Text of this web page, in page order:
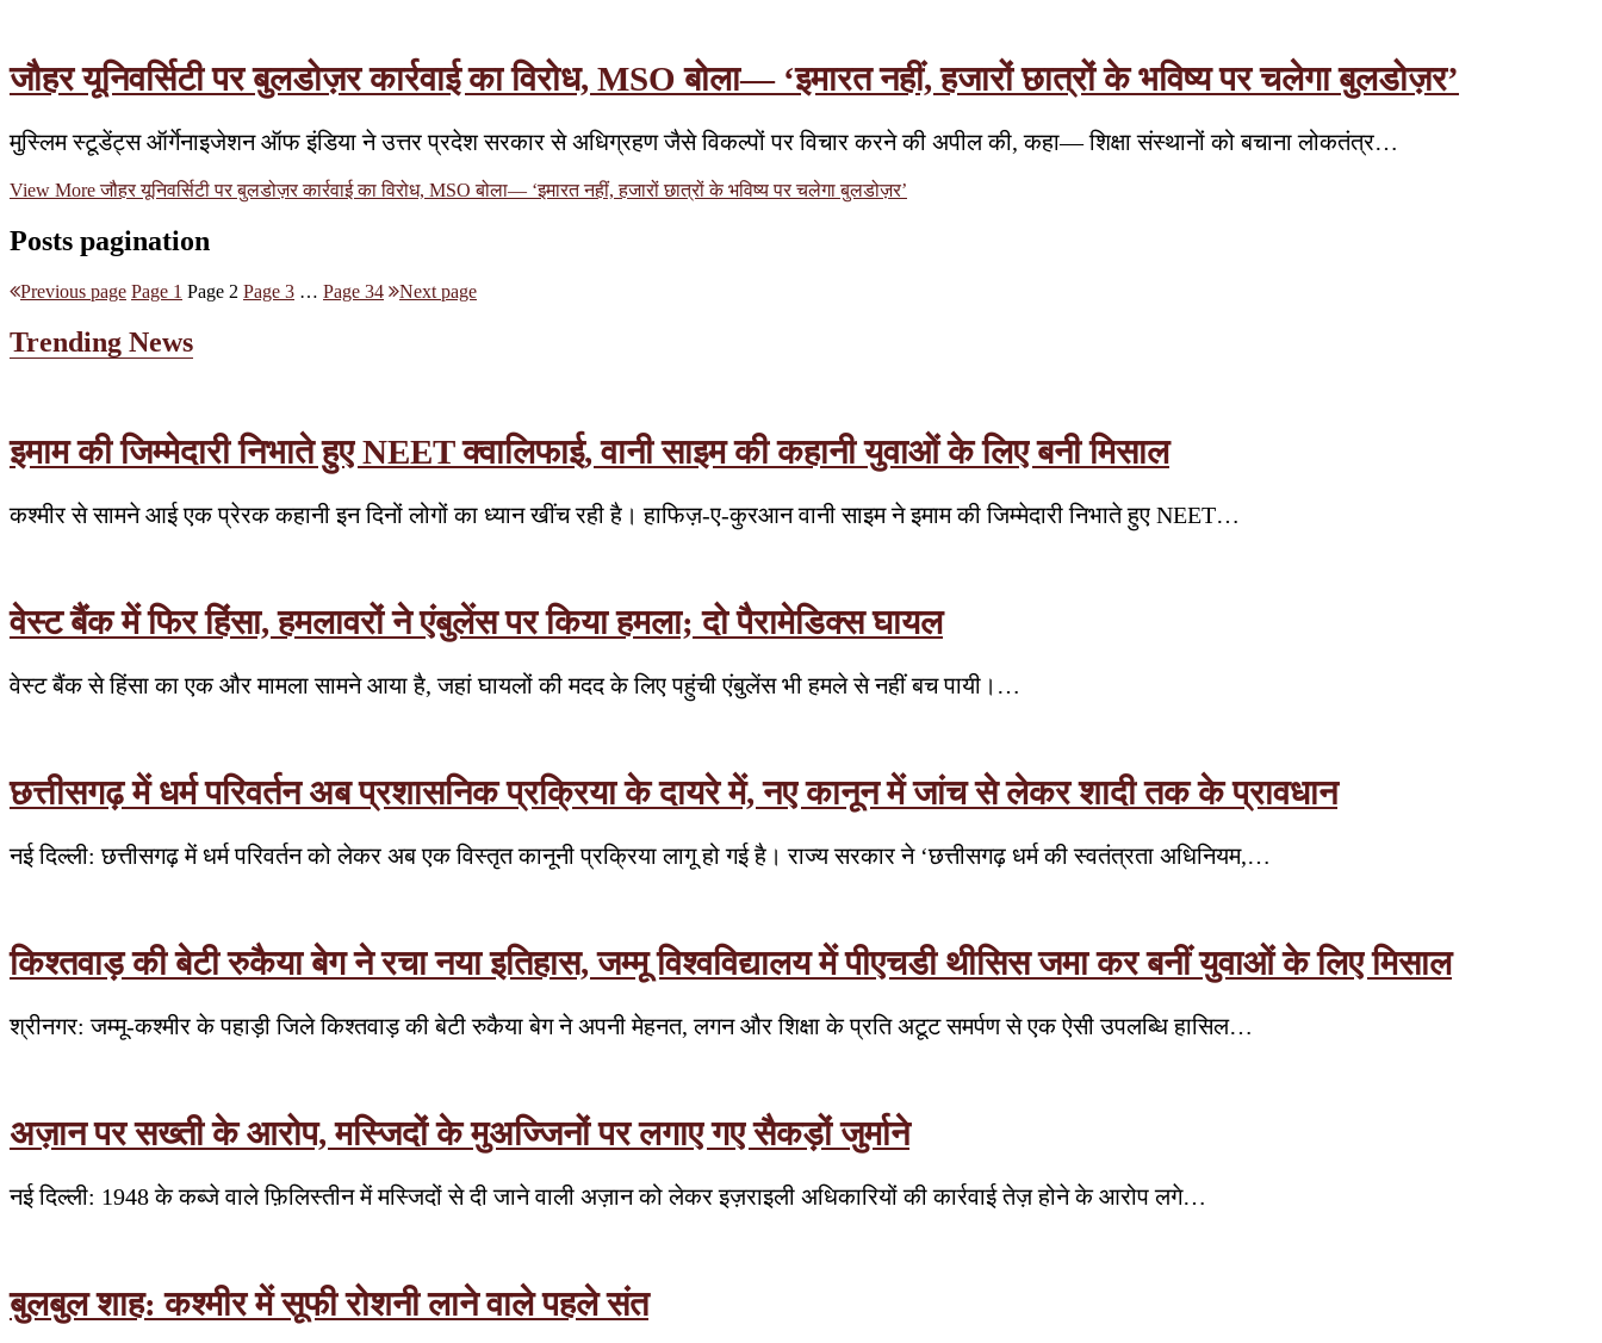
जौहर यूनिवर्सिटी पर बुलडोज़र कार्रवाई का विरोध, MSO बोला— ‘इमारत नहीं, हजारों छात्रों के भविष्य पर चलेगा बुलडोज़र’
मुस्लिम स्टूडेंट्स ऑर्गेनाइजेशन ऑफ इंडिया ने उत्तर प्रदेश सरकार से अधिग्रहण जैसे विकल्पों पर विचार करने की अपील की, कहा— शिक्षा संस्थानों को बचाना लोकतंत्र…
View Moreजौहर यूनिवर्सिटी पर बुलडोज़र कार्रवाई का विरोध, MSO बोला— ‘इमारत नहीं, हजारों छात्रों के भविष्य पर चलेगा बुलडोज़र’
Posts pagination
Previous page Page 1 Page 2 Page 3 … Page 34 Next page
Trending News
इमाम की जिम्मेदारी निभाते हुए NEET क्वालिफाई, वानी साइम की कहानी युवाओं के लिए बनी मिसाल
कश्मीर से सामने आई एक प्रेरक कहानी इन दिनों लोगों का ध्यान खींच रही है। हाफिज़-ए-कुरआन वानी साइम ने इमाम की जिम्मेदारी निभाते हुए NEET…
वेस्ट बैंक में फिर हिंसा, हमलावरों ने एंबुलेंस पर किया हमला; दो पैरामेडिक्स घायल
वेस्ट बैंक से हिंसा का एक और मामला सामने आया है, जहां घायलों की मदद के लिए पहुंची एंबुलेंस भी हमले से नहीं बच पायी।…
छत्तीसगढ़ में धर्म परिवर्तन अब प्रशासनिक प्रक्रिया के दायरे में, नए कानून में जांच से लेकर शादी तक के प्रावधान
नई दिल्ली: छत्तीसगढ़ में धर्म परिवर्तन को लेकर अब एक विस्तृत कानूनी प्रक्रिया लागू हो गई है। राज्य सरकार ने ‘छत्तीसगढ़ धर्म की स्वतंत्रता अधिनियम,…
किश्तवाड़ की बेटी रुकैया बेग ने रचा नया इतिहास, जम्मू विश्वविद्यालय में पीएचडी थीसिस जमा कर बनीं युवाओं के लिए मिसाल
श्रीनगर: जम्मू-कश्मीर के पहाड़ी जिले किश्तवाड़ की बेटी रुकैया बेग ने अपनी मेहनत, लगन और शिक्षा के प्रति अटूट समर्पण से एक ऐसी उपलब्धि हासिल…
अज़ान पर सख्ती के आरोप, मस्जिदों के मुअज्जिनों पर लगाए गए सैकड़ों जुर्माने
नई दिल्ली: 1948 के कब्जे वाले फ़िलिस्तीन में मस्जिदों से दी जाने वाली अज़ान को लेकर इज़राइली अधिकारियों की कार्रवाई तेज़ होने के आरोप लगे…
बुलबुल शाह: कश्मीर में सूफी रोशनी लाने वाले पहले संत